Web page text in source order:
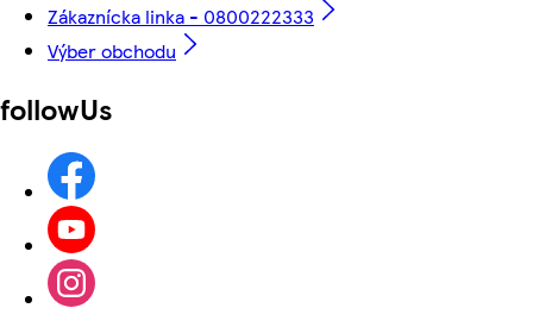
Zákaznícka linka - 0800222333
Výber obchodu
followUs